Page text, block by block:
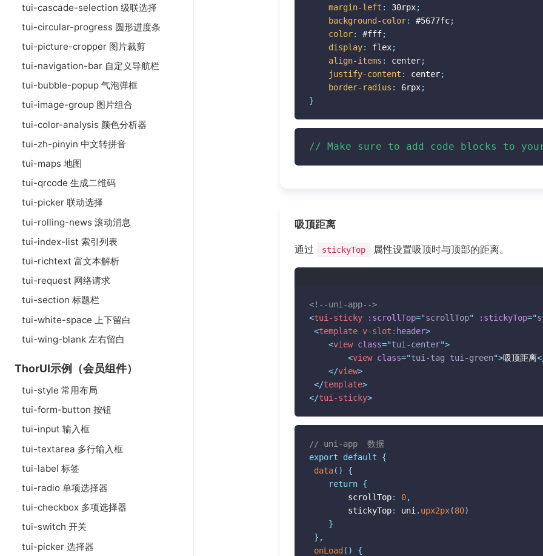
tui-cascade-selection 级联选择
tui-circular-progress 圆形进度条
tui-picture-cropper 图片裁剪
tui-navigation-bar 自定义导航栏
tui-bubble-popup 气泡弹框
tui-image-group 图片组合
tui-color-analysis 颜色分析器
tui-zh-pinyin 中文转拼音
tui-maps 地图
tui-qrcode 生成二维码
tui-picker 联动选择
tui-rolling-news 滚动消息
tui-index-list 索引列表
tui-richtext 富文本解析
tui-request 网络请求
tui-section 标题栏
tui-white-space 上下留白
tui-wing-blank 左右留白
ThorUI示例（会员组件）
tui-style 常用布局
tui-form-button 按钮
tui-input 输入框
tui-textarea 多行输入框
tui-label 标签
tui-radio 单项选择器
tui-checkbox 多项选择器
tui-switch 开关
tui-picker 选择器
margin-left : 30rpx;
background-color: #5677fc;
color: #fff;
display: flex;
align-items : center;
justify-content : center;
border-radius : 6rpx;
}
// Make sure to add code blocks to
吸顶距离
通过 stickyTop 属性设置吸顶时与顶部的距离。
<!--uni-app-->
<tui-sticky :scrollTop="scrollTop" :stickyTop="
<template v-slot: header>
<view class="tui-center">
<view class="tui-tag tui-green">吸顶距离
</view>
</template>
</tui-sticky>
// uni-app  数据
export
default
{
data( )
{
return {
scrollTop: 0,
stickyTop: uni . upx2px(80)
}
} ,
onLoad ( )
{